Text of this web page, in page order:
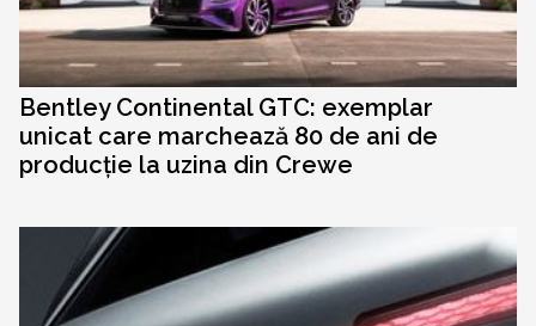
Bentley Continental GTC: exemplar
unicat care marchează 80 de ani de
producție la uzina din Crewe